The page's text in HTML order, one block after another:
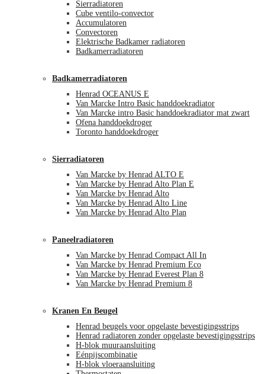
Sierradiatoren
Cube ventilo-convector
Accumulatoren
Convectoren
Elektrische Badkamer radiatoren
Badkamerradiatoren
Badkamerradiatoren
Henrad OCEANUS E
Van Marcke Intro Basic handdoekradiator
Van Marcke intro Basic handdoekradiator mat zwart
Ofena handdoekdroger
Toronto handdoekdroger
Sierradiatoren
Van Marcke by Henrad ALTO E
Van Marcke by Henrad Alto Plan E
Van Marcke by Henrad Alto
Van Marcke by Henrad Alto Line
Van Marcke by Henrad Alto Plan
Paneelradiatoren
Van Marcke by Henrad Compact All In
Van Marcke by Henrad Premium Eco
Van Marcke by Henrad Everest Plan 8
Van Marcke by Henrad Premium 8
Kranen En Beugel
Henrad beugels voor opgelaste bevestigingsstrips
Henrad radiatoren zonder opgelaste bevestigingsstrips
H-blok muuraansluiting
Eénpijscombinatie
H-blok vloeraansluiting